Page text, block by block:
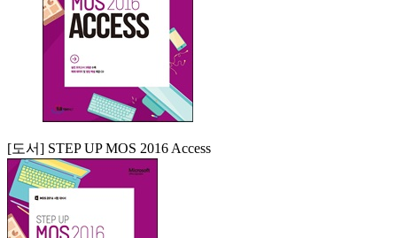
[도서] STEP UP MOS 2016 Access